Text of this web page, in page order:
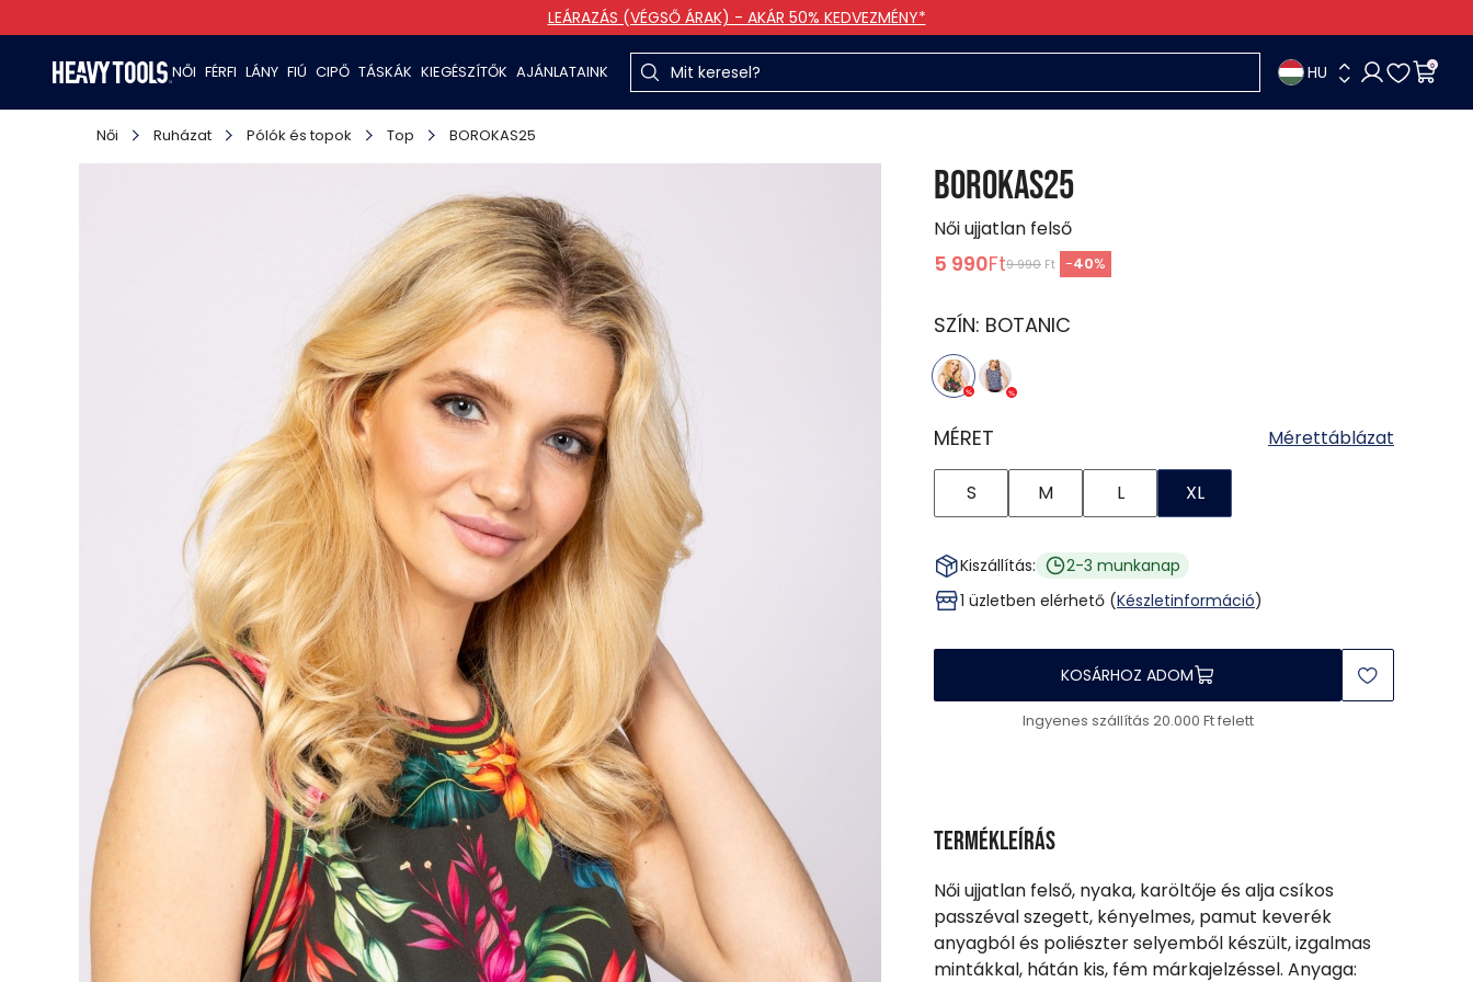
LEÁRAZÁS (VÉGSŐ ÁRAK) - AKÁR 50% KEDVEZMÉNY*
NŐI FÉRFI LÁNY FIÚ CIPŐ TÁSKÁK KIEGÉSZÍTŐK AJÁNLATAINK HU 0
Női Ruházat Pólók és topok Top BOROKAS25
BOROKAS25
Női ujjatlan felső
5 990Ft9 990 Ft -40%
SZÍN: BOTANIC
MÉRET Mérettáblázat
S M L XL
Kiszállítás:
2-3 munkanap
1 üzletben elérhető (Készletinformáció)
KOSÁRHOZ ADOM
Ingyenes szállítás 20.000 Ft felett
Termékleírás
Női ujjatlan felső, nyaka, karöltője és alja csíkos
passzéval szegett, kényelmes, pamut keverék
anyagból és poliészter selyemből készült, izgalmas
mintákkal, hátán kis, fém márkajelzéssel. Anyaga: